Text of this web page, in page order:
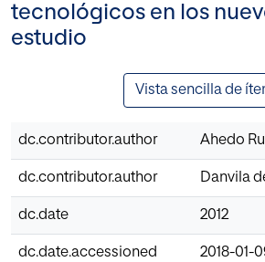
tecnológicos en los
estudio
Vista sencilla de
dc.contributor.author Ahedo
dc.contributor.author Danvila
dc.date 2012
dc.date.accessioned 2018-01-